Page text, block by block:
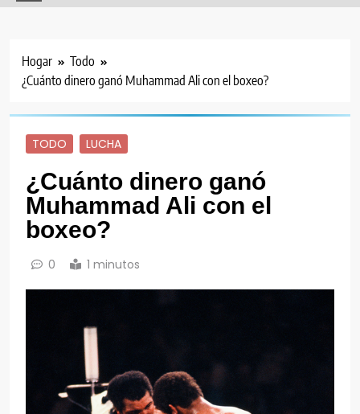
Hogar
Todo
¿Cuánto dinero ganó Muhammad Ali con el boxeo?
TODO LUCHA
¿Cuánto dinero ganó
Muhammad Ali con el
boxeo?
0 1 minutos